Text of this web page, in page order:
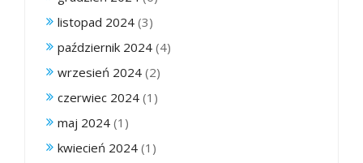
listopad 2024 (3)
październik 2024 (4)
wrzesień 2024 (2)
czerwiec 2024 (1)
maj 2024 (1)
kwiecień 2024 (1)